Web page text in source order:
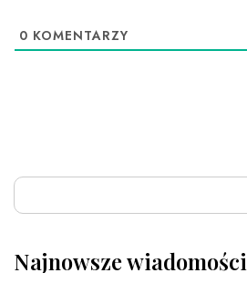
0 KOMENTARZY
Najnowsze wiadomości